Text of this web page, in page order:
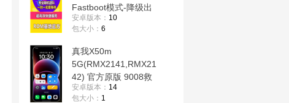
Fastboot模式-降级出
厂版本
安卓版本： 10
包大小： 6
真我X50m
5G(RMX2141,RMX21
42) 官方原版 9008救
砖+刷机降级 格机修复
安卓版本： 14
包大小： 1